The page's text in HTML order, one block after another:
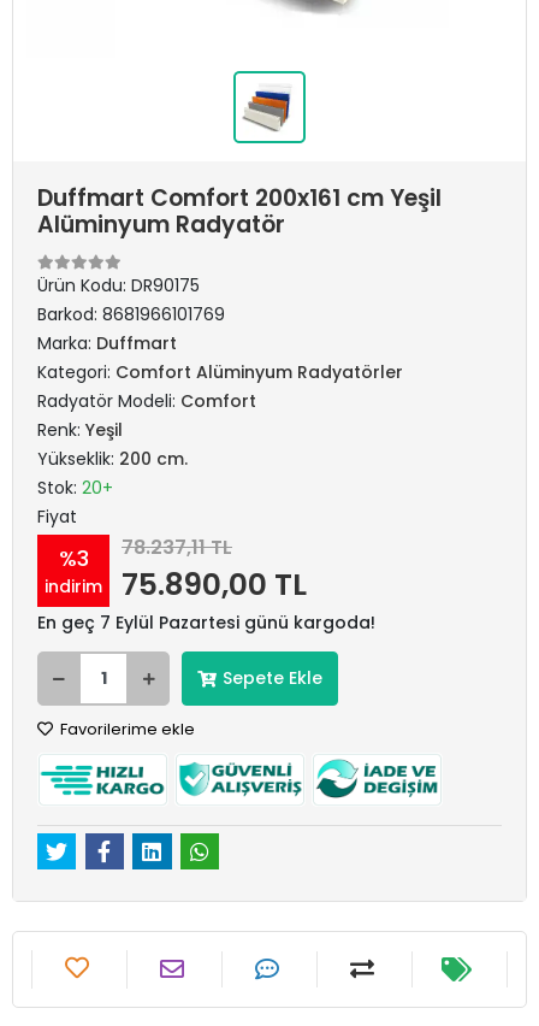
Duffmart Comfort 200x161 cm Yeşil
Alüminyum Radyatör
Ürün Kodu: DR90175
Barkod: 8681966101769
Marka: Duffmart
Kategori: Comfort Alüminyum Radyatörler
Radyatör Modeli: Comfort
Renk: Yeşil
Yükseklik: 200 cm.
Stok: 20+
Fiyat
%3
indirim
78.237,11 TL
75.890,00 TL
En geç 7 Eylül Pazartesi günü kargoda!
Sepete Ekle
Favorilerime ekle